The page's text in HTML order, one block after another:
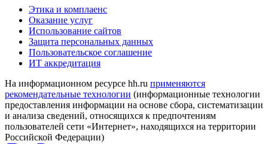
Этика и комплаенс
Оказание услуг
Использование сайтов
Защита персональных данных
Пользовательское соглашение
ИТ аккредитация
На информационном ресурсе hh.ru применяются
рекомендательные технологии (информационные технологии
предоставления информации на основе сбора, систематизации
и анализа сведений, относящихся к предпочтениям
пользователей сети «Интернет», находящихся на территории
Российской Федерации)